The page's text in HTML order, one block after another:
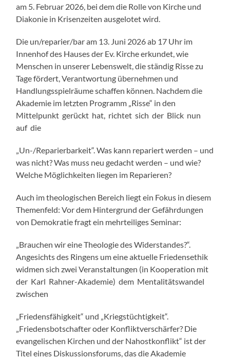
am 5. Februar 2026, bei dem die Rolle von Kirche und
Diakonie in Krisenzeiten ausgelotet wird.
Die un/reparier/bar am 13. Juni 2026 ab 17 Uhr im
Innenhof des Hauses der Ev. Kirche erkundet, wie
Menschen in unserer Lebenswelt, die ständig Risse zu
Tage fördert, Verantwortung übernehmen und
Handlungsspielräume schaffen können. Nachdem die
Akademie im letzten Programm „Risse“ in den
Mittelpunkt gerückt hat, richtet sich der Blick nun
auf die
„Un-/Reparierbarkeit“. Was kann repariert werden – und
was nicht? Was muss neu gedacht werden – und wie?
Welche Möglichkeiten liegen im Reparieren?
Auch im theologischen Bereich liegt ein Fokus in diesem
Themenfeld: Vor dem Hintergrund der Gefährdungen
von Demokratie fragt ein mehrteiliges Seminar:
„Brauchen wir eine Theologie des Widerstandes?“.
Angesichts des Ringens um eine aktuelle Friedensethik
widmen sich zwei Veranstaltungen (in Kooperation mit
der Karl Rahner-Akademie) dem Mentalitätswandel
zwischen
„Friedensfähigkeit“ und „Kriegstüchtigkeit“.
„Friedensbotschafter oder Konfliktverschärfer? Die
evangelischen Kirchen und der Nahostkonflikt“ ist der
Titel eines Diskussionsforums, das die Akademie